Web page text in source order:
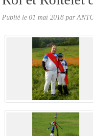
Publié le 01 mai 2018 par